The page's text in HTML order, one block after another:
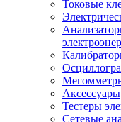
Токовые
Аксессуары
Тестеры
Сетевые